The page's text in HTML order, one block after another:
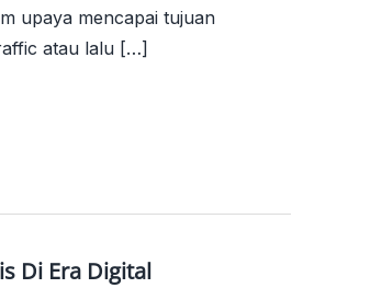
upaya mencapai tujuan
atau lalu […]
Di Era Digital